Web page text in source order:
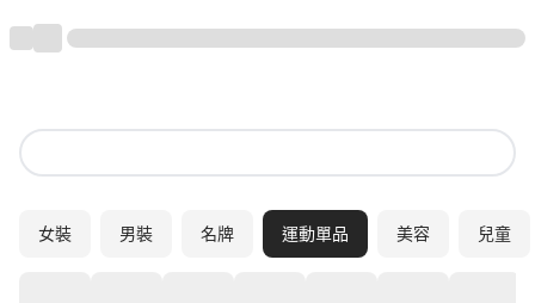
女裝 男裝 名牌 運動單品 美容 兒童